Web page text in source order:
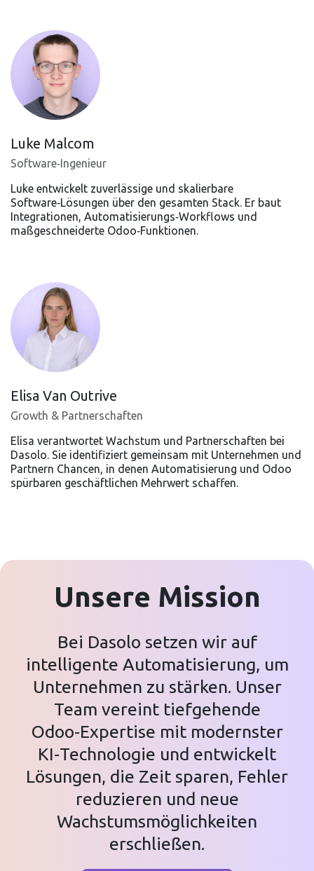
Luke Malcom
Software‑Ingenieur
Luke entwickelt zuverlässige und skalierbare
Software‑Lösungen über den gesamten Stack. Er baut
Integrationen, Automatisierungs‑Workflows und
maßgeschneiderte Odoo‑Funktionen.
Elisa Van Outrive
Growth & Partnerschaften
Elisa verantwortet Wachstum und Partnerschaften bei
Dasolo. Sie identifiziert gemeinsam mit Unternehmen und
Partnern Chancen, in denen Automatisierung und Odoo
spürbaren geschäftlichen Mehrwert schaffen.
Unsere Mission
Bei Dasolo setzen wir auf
intelligente Automatisierung, um
Unternehmen zu stärken. Unser
Team vereint tiefgehende
Odoo‑Expertise mit modernster
KI‑Technologie und entwickelt
Lösungen, die Zeit sparen, Fehler
reduzieren und neue
Wachstumsmöglichkeiten
erschließen.